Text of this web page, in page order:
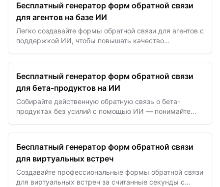
Бесплатный генератор форм обратной связи
для агентов на базе ИИ
Легко создавайте формы обратной связи для агентов с
поддержкой ИИ, чтобы повышать качество
Бесплатный генератор форм обратной связи
для бета-продуктов на ИИ
Собирайте действенную обратную связь о бета-
продуктах без усилий с помощью ИИ — понимайте
Бесплатный генератор форм обратной связи
для виртуальных встреч
Создавайте профессиональные формы обратной связи
для виртуальных встреч за считанные секунды с